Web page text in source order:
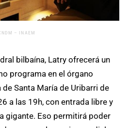
– INAEM
bilbaína, Latry ofrecerá un
programa en el órgano
Santa María de Uribarri de
a las 19h, con entrada libre y
gigante. Eso permitirá poder